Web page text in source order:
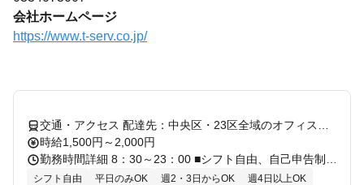
会社ホームページ
https://www.t-serv.co.jp/
時給1,500円～2,000円
シフト自由 平日のみOK 週2・3日からOK
週4日以上OK